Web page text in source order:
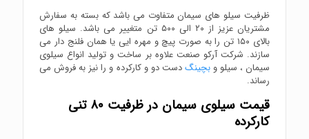
ظرفیت سیلو های سیمان متفاوت می باشد که بسته به سفارش
مشتریان عزیز از ۲۰ الی ۵۰۰ تن متغییر می باشد. سیلو های
بالای ۱۵۰ تن را به صورت پیچ و مهره ایی یا همان فلنج دار می
سازند. شرکت آرکو صنعت علاوه بر ساخت و تولید انواع سیلوی
سیمان ، سیلو وبچینگدست دو و کارکرده و را نیز به فروش می
رساند.
قیمت سیلوی سیمان در ظرفیت ۸۰ تنی
کارکرده